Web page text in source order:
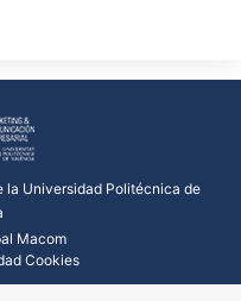
la Universidad Politécnica de
Macom
Cookies